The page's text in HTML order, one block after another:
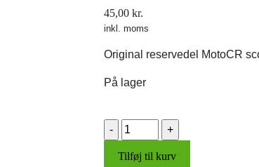
45,00 kr.
inkl. moms
Original reservedel MotoCR
På lager
Dæksel
v/stelnr.
antal
Tilføj til kurv